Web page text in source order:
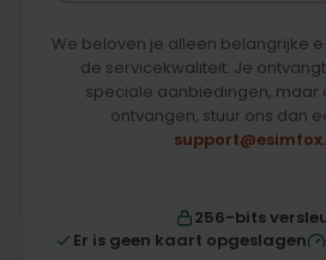
We beloven je alleen belangrijke
de servicekwaliteit. Je
speciale aanbiedingen, maar
ontvangen, stuur ons dan
256-bits
Er is geen kaart opgeslagen